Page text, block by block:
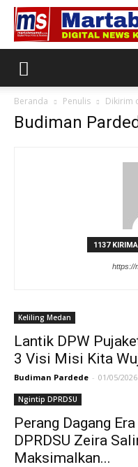
Beranda Penulis Dikirim
Budiman
1137
https://
Keliling Medan
Lantik DPW
3 Visi Misi Kita
Budiman Pardede - 01/05/2026
Ngintip DPRDSU
Perang Dagang
DPRDSU Zeira
Maksimalkan...